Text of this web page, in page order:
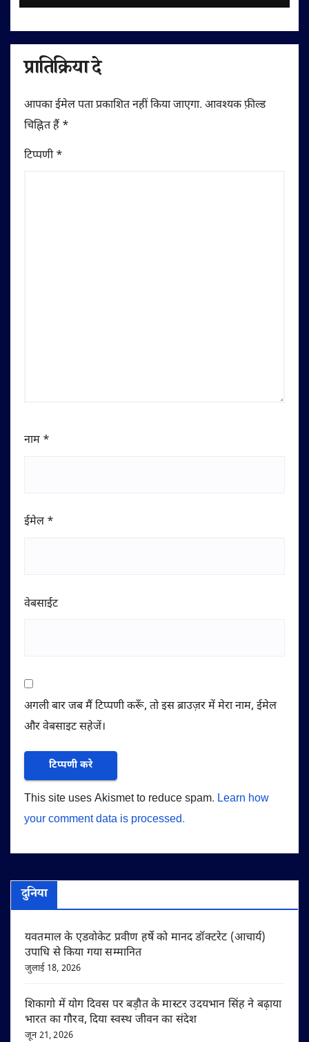
प्रातिक्रिया दे
आपका ईमेल पता प्रकाशित नहीं किया जाएगा. आवश्यक फ़ील्ड
चिह्नित हैं *
टिप्पणी*
नाम *
ईमेल *
वेबसाईट
अगली बार जब मैं टिप्पणी करूँ, तो इस ब्राउज़र में मेरा नाम, ईमेल
और वेबसाइट सहेजें।
This site uses Akismet to reduce spam. Learn how
your comment data is processed.
दुनिया
यवतमाल के एडवोकेट प्रवीण हर्षे को मानद डॉक्टरेट (आचार्य)
उपाधि से किया गया सम्मानित
जुलाई 18, 2026
शिकागो में योग दिवस पर बड़ौत के मास्टर उदयभान सिंह ने बढ़ाया
भारत का गौरव, दिया स्वस्थ जीवन का संदेश
जून 21, 2026